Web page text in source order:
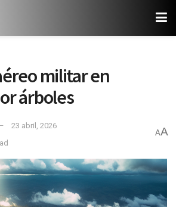
militar en
árboles
23 abril, 2026
AA